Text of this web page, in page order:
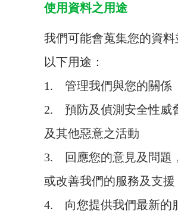
使用資料之用途
我們可能會蒐集您的資料
以下用途：
1. 管理我們與您的關係
2. 預防及偵測安全性威
及其他惡意之活動
3. 回應您的意見及問題
或改善我們的服務及支援
4. 向您提供我們最新的